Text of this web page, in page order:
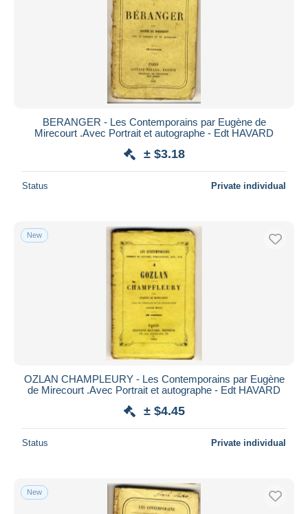
BERANGER - Les Contemporains par Eugène de
Mirecourt .Avec Portrait et autographe - Edt HAVARD
± $3.18
Status Private individual
New
OZLAN CHAMPLEURY - Les Contemporains par Eugène
de Mirecourt .Avec Portrait et autographe - Edt HAVARD
± $4.45
Status Private individual
New